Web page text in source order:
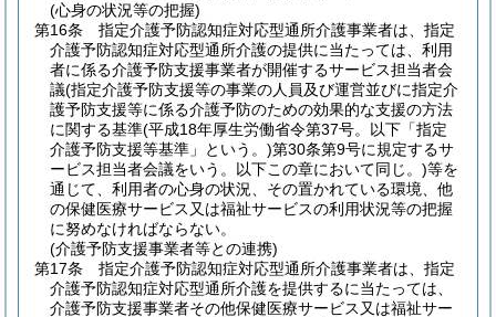
(心身の状況等の把握)
第16条
指定介護予防認知症対応型通所介護事業者は、指定
介護予防認知症対応型通所介護の提供に当たっては、利用
者に係る介護予防支援事業者が開催するサービス担当者会
議(指定介護予防支援等の事業の人員及び運営並びに指定介
護予防支援等に係る介護予防のための効果的な支援の方法
に関する基準(平成18年厚生労働省令第37号。以下「指定
介護予防支援等基準」という。)第30条第9号に規定するサ
ービス担当者会議をいう。以下この章において同じ。)等を
通じて、利用者の心身の状況、その置かれている環境、他
の保健医療サービス又は福祉サービスの利用状況等の把握
に努めなければならない。
(介護予防支援事業者等との連携)
第17条
指定介護予防認知症対応型通所介護事業者は、指定
介護予防認知症対応型通所介護を提供するに当たっては、
介護予防支援事業者その他保健医療サービス又は福祉サー